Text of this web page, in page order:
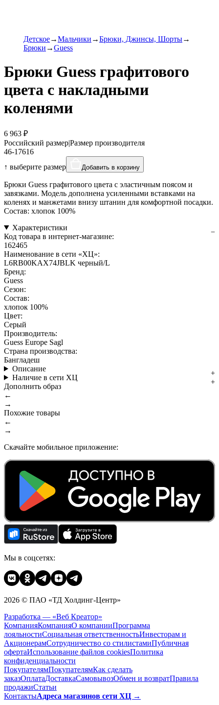
Детское Мальчики
Брюки, Джинсы, Шорты
Брюки
Guess
Брюки Guess графитового
цвета с накладными
коленями
6 963 ₽
Российский размер|Размер производителя
46-17616
↑ выберите размер
Добавить в корзину
Брюки Guess графитового цвета с эластичным поясом и
завязками. Модель дополнена усиленными вставками на
коленях и манжетами внизу штанин для комфортной посадки.
Состав: хлопок 100%
Характеристики
Код товара в интернет-магазине:
162465
Наименование в сети «ХЦ»:
L6RB00KAX74JBLK черный/L
Бренд:
Guess
Сезон:
Состав:
хлопок 100%
Цвет:
Серый
Производитель:
Guess Europe Sagl
Страна производства:
Бангладеш
Описание
Наличие в сети ХЦ
Дополнить образ
←
→
Похожие товары
←
→
Скачайте мобильное приложение:
Мы в соцсетях:
2026 © ПАО «ТД Холдинг-Центр»
Разработка — «Веб Креатор»
КомпанияКомпанияО компанииПрограмма
лояльностиСоциальная ответственностьИнвесторам и
АкционерамСотрудничество со стилистамиПубличная
офертаИспользование файлов cookiesПолитика
конфиденциальности
ПокупателямПокупателямКак сделать
заказОплатаДоставкаCамовывозОбмен и возвратПравила
продажиСтатьи
КонтактыАдреса магазинов сети ХЦ →